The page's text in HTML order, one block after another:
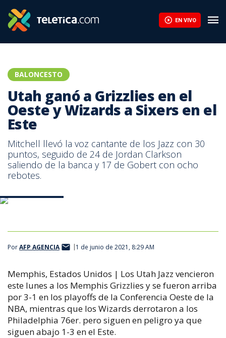
EN VIVO
BALONCESTO
Utah ganó a Grizzlies en el
Oeste y Wizards a Sixers en el
Este
Mitchell llevó la voz cantante de los Jazz con 30
puntos, seguido de 24 de Jordan Clarkson
saliendo de la banca y 17 de Gobert con ocho
rebotes.
PorAFP AGENCIA 1 de junio de 2021, 8:29 AM
Memphis, Estados Unidos | Los Utah Jazz vencieron
este lunes a los Memphis Grizzlies y se fueron arriba
por 3-1 en los playoffs de la Conferencia Oeste de la
NBA, mientras que los Wizards derrotaron a los
Philadelphia 76er. pero siguen en peligro ya que
siguen abajo 1-3 en el Este.